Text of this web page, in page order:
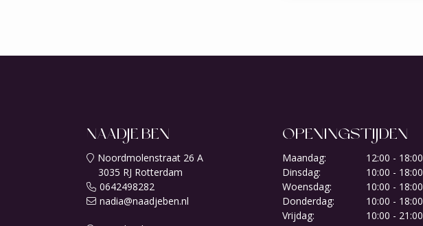
NAADJE BEN
Noordmolenstraat 26 A
3035 RJ Rotterdam
0642498282
nadia@naadjeben.nl
OPENINGSTIJDEN
Maandag:
12:00 - 18:00
Dinsdag:
10:00 - 18:00
Woensdag:
10:00 - 18:00
Donderdag:
10:00 - 18:00
Vrijdag:
10:00 - 21:00